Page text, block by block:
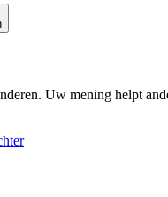
Uw mening helpt